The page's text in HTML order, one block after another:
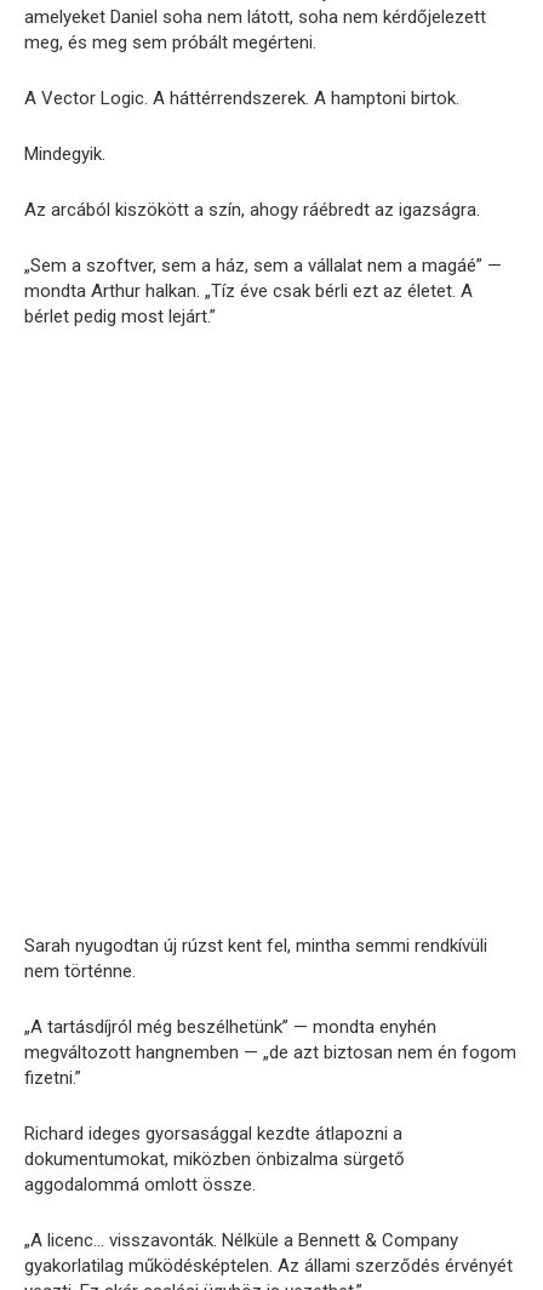
amelyeket Daniel soha nem látott, soha nem kérdőjelezett
meg, és meg sem próbált megérteni.
A Vector Logic. A háttérrendszerek. A hamptoni birtok.
Mindegyik.
Az arcából kiszökött a szín, ahogy ráébredt az igazságra.
„Sem a szoftver, sem a ház, sem a vállalat nem a magáé” —
mondta Arthur halkan. „Tíz éve csak bérli ezt az életet. A
bérlet pedig most lejárt.”
Sarah nyugodtan új rúzst kent fel, mintha semmi rendkívüli
nem történne.
„A tartásdíjról még beszélhetünk” — mondta enyhén
megváltozott hangnemben — „de azt biztosan nem én fogom
fizetni.”
Richard ideges gyorsasággal kezdte átlapozni a
dokumentumokat, miközben önbizalma sürgető
aggodalommá omlott össze.
„A licenc… visszavonták. Nélküle a Bennett & Company
gyakorlatilag működésképtelen. Az állami szerződés érvényét